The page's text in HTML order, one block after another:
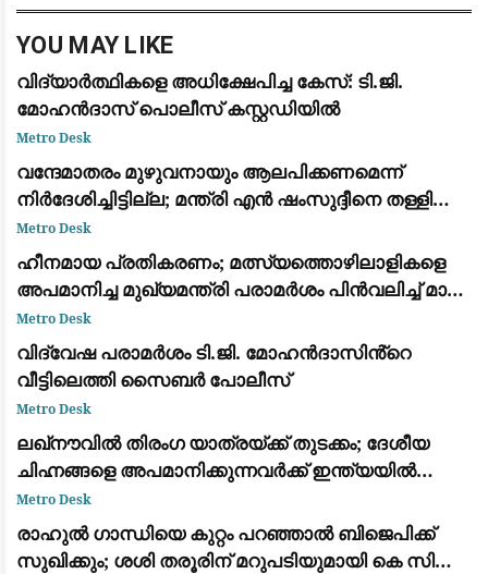
YOU MAY LIKE
വിദ്യാർത്ഥികളെ അധിക്ഷേപിച്ച കേസ്: ടി.ജി.
മോഹൻദാസ് പൊലീസ് കസ്റ്റഡിയിൽ
Metro Desk
വന്ദേമാതരം മുഴുവനായും ആലപിക്കണമെന്ന്
നിര്‍ദേശിച്ചിട്ടില്ല; മന്ത്രി എന്‍ ഷംസുദ്ദീനെ തള്ളി
ലോക് ഭവന്‍
Metro Desk
ഹീനമായ പ്രതികരണം; മത്സ്യത്തൊഴിലാളികളെ
അപമാനിച്ച മുഖ്യമന്ത്രി പരാമർശം പിൻവലിച്ച് മാപ്പ്
പറയണം: വി. മുരളീധരൻ
Metro Desk
വിദ്വേഷ പരാമർശം ടി.ജി. മോഹൻദാസിൻ്റെ
വീട്ടിലെത്തി സൈബർ പോലീസ്
Metro Desk
ലഖ്‌നൗവിൽ തിരംഗ യാത്രയ്ക്ക് തുടക്കം; ദേശീയ
ചിഹ്നങ്ങളെ അപമാനിക്കുന്നവർക്ക് ഇന്ത്യയിൽ
ജീവിക്കാൻ അർഹതയില്ലെന്ന് യോഗി ആദിത്യനാഥ്
Metro Desk
രാഹുൽ ​ഗാന്ധിയെ കുറ്റം പറഞ്ഞാൽ ബിജെപിക്ക്
സുഖിക്കും; ശശി തരൂരിന് മറുപടിയുമായി കെ സി